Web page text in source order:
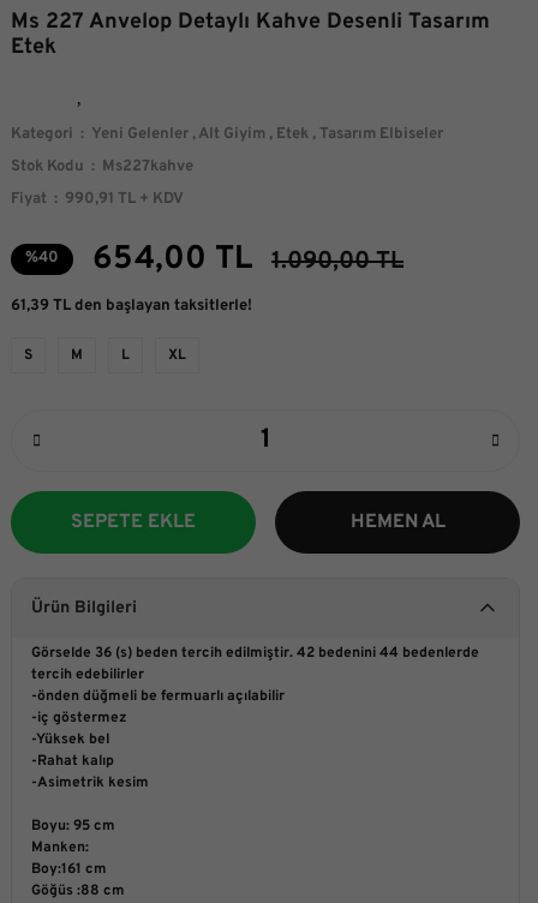
Ms 227 Anvelop Detaylı Kahve Desenli Tasarım
Etek
Kategori Yeni Gelenler ,Alt Giyim , Etek , Tasarım Elbiseler
Stok Kodu
Ms227kahve
Fiyat
990,91 TL + KDV
%40 654,00 TL 1.090,00 TL
61,39 TL den başlayan taksitlerle!
S M L XL
SEPETE EKLE HEMEN AL
Ürün Bilgileri
Görselde 36 (s) beden tercih edilmiştir. 42 bedenini 44 bedenlerde
tercih edebilirler
-önden düğmeli be fermuarlı açılabilir
-iç göstermez
-Yüksek bel
-Rahat kalıp
-Asimetrik kesim
Boyu:95 cm
Manken:
Boy:161 cm
Göğüs :88 cm